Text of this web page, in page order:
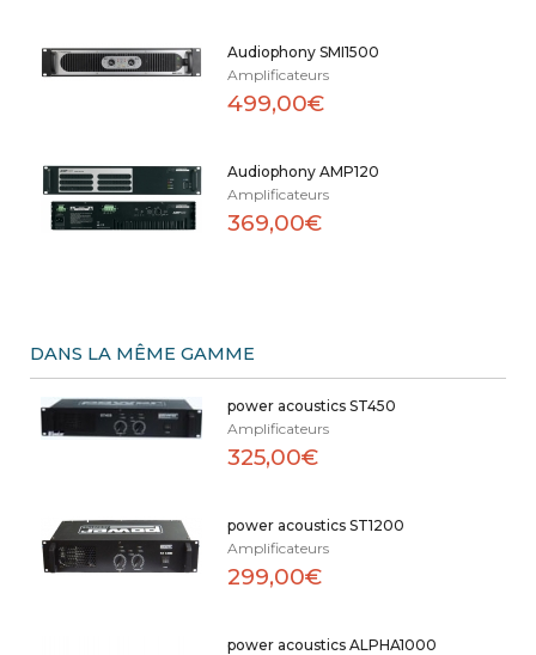
Audiophony SMI1500
Amplificateurs
499,00€
Audiophony AMP120
Amplificateurs
369,00€
DANS LA MÊME GAMME
power acoustics ST450
Amplificateurs
325,00€
power acoustics ST1200
Amplificateurs
299,00€
power acoustics ALPHA1000